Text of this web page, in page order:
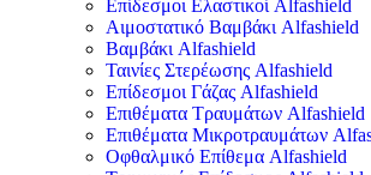
Επίδεσμοι Ελαστικοί Alfashield
Αιμοστατικό Βαμβάκι Alfashield
Βαμβάκι Alfashield
Ταινίες Στερέωσης Alfashield
Επίδεσμοι Γάζας Alfashield
Επιθέματα Τραυμάτων Alfashield
Επιθέματα Μικροτραυμάτων
Οφθαλμικό Eπίθεμα Alfashield